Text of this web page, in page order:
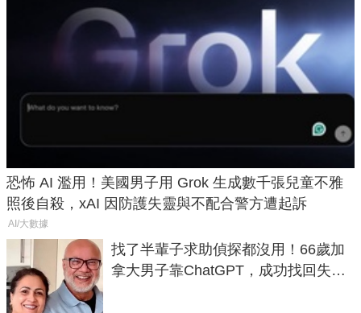
恐怖 AI 濫用！美國男子用 Grok 生成數千張兒童不雅
照後自殺，xAI 因防護失靈與不配合警方遭起訴
AI/大數據
找了半輩子求助偵探都沒用！66歲加
拿大男子靠ChatGPT，成功找回失散